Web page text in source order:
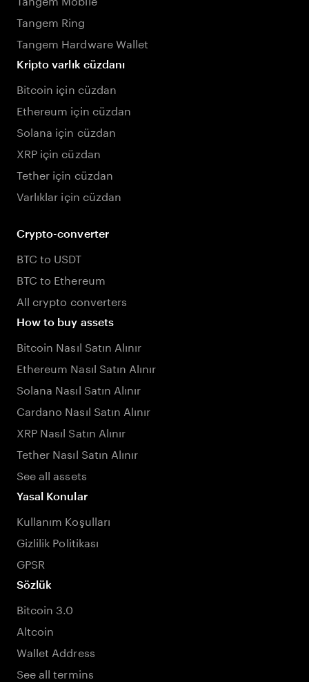
Tangem Ring
Tangem Hardware Wallet
Kripto varlık cüzdanı
Bitcoin için cüzdan
Ethereum için cüzdan
Solana için cüzdan
XRP için cüzdan
Tether için cüzdan
Varlıklar için cüzdan
Crypto-converter
BTC to USDT
BTC to Ethereum
All crypto converters
How to buy assets
Bitcoin Nasıl Satın Alınır
Ethereum Nasıl Satın Alınır
Solana Nasıl Satın Alınır
Cardano Nasıl Satın Alınır
XRP Nasıl Satın Alınır
Tether Nasıl Satın Alınır
See all assets
Yasal Konular
Kullanım Koşulları
Gizlilik Politikası
GPSR
Sözlük
Bitcoin 3.0
Altcoin
Wallet Address
See all termins